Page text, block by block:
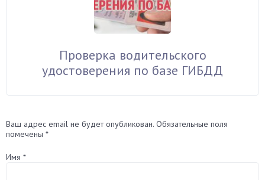
Проверка водительского
удостоверения по базе ГИБДД
Ваш адрес email не будет опубликован. Обязательные поля
помечены *
Имя *